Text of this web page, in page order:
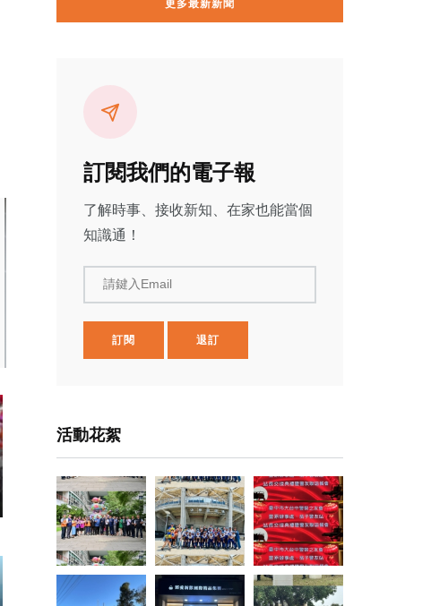
更多最新新聞
訂閱我們的電子報
了解時事、接收新知、在家也能當個
知識通！
請鍵入Email
訂閱 退訂
活動花絮